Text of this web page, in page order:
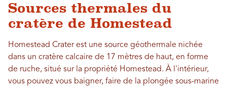
Sources thermales du
cratère de Homestead
Homestead Crater est une source géothermale nichée
dans un cratère calcaire de 17 mètres de haut, en forme
de ruche, situé sur la propriété Homestead. À l'intérieur,
vous pouvez vous baigner, faire de la plongée sous-marine